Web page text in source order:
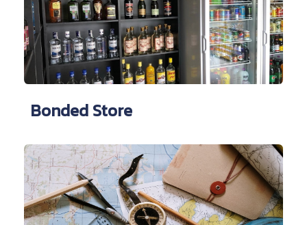
Bonded Store